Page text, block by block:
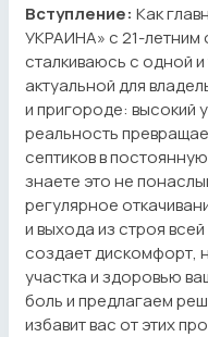
Вступление: Как
УКРАИНА» с 21-
сталкиваюсь с одной
актуальной для
и пригороде: высокий
реальность
септиков в
знаете это не
регулярное
и выхода из строя
создает дискомфорт,
участка и здоровью
боль и предлагаем
избавит вас от этих